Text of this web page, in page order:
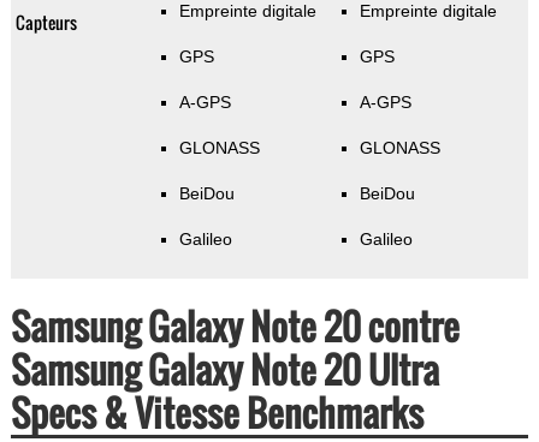
Capteurs Empreinte digitale
GPS
A-GPS
GLONASS
BeiDou
Galileo
Empreinte digitale
GPS
A-GPS
GLONASS
BeiDou
Galileo
Samsung Galaxy Note 20 contre
Samsung Galaxy Note 20 Ultra
Specs & Vitesse Benchmarks